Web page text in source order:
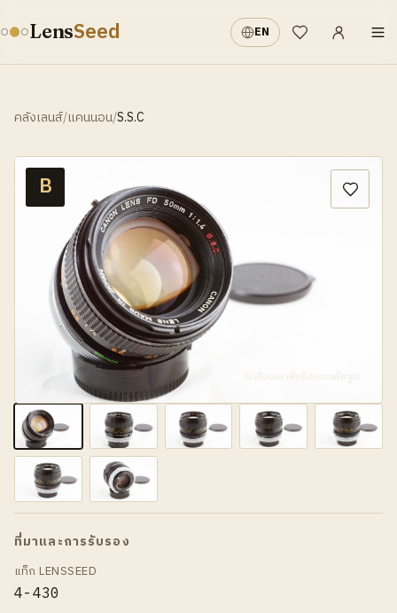
LensSeed EN รายการที่อยากได้
เข้าสู่ระบบ·
คลังเลนส์/แคนนอน/S.S.C
B
เลื่อนเมาส์หรือแตะเพื่อซูม
ที่มาและการรับรอง
แท็ก LENSSEED
4-430